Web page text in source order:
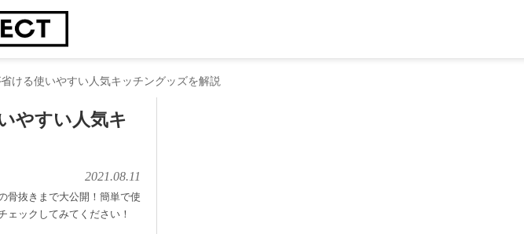
ける使いやすい人気キッチングッズを解説
やすい人気キ
2021.08.11
骨抜きまで大公開！簡単で使
ックしてみてください！